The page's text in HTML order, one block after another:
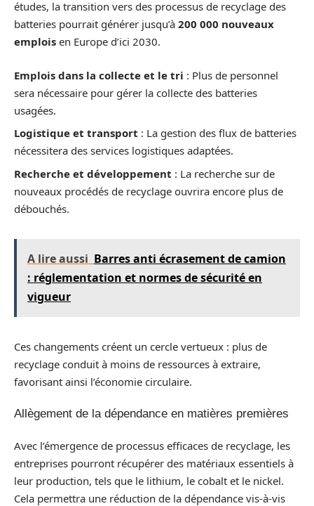
études, la transition vers des processus de recyclage des
batteries pourrait générer jusqu’à 200 000 nouveaux
emplois en Europe d’ici 2030.
Emplois dans la collecte et le tri : Plus de personnel
sera nécessaire pour gérer la collecte des batteries
usagées.
Logistique et transport : La gestion des flux de batteries
nécessitera des services logistiques adaptées.
Recherche et développement : La recherche sur de
nouveaux procédés de recyclage ouvrira encore plus de
débouchés.
A lire aussi Barres anti écrasement de camion
: réglementation et normes de sécurité en
vigueur
Ces changements créent un cercle vertueux : plus de
recyclage conduit à moins de ressources à extraire,
favorisant ainsi l’économie circulaire.
Allègement de la dépendance en matières premières
Avec l’émergence de processus efficaces de recyclage, les
entreprises pourront récupérer des matériaux essentiels à
leur production, tels que le lithium, le cobalt et le nickel.
Cela permettra une réduction de la dépendance vis-à-vis